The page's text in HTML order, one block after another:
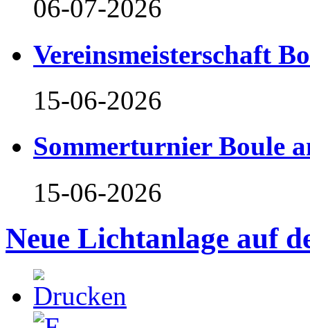
06-07-2026
Vereinsmeisterschaft
15-06-2026
Sommerturnier Boule
15-06-2026
Neue Lichtanlage auf